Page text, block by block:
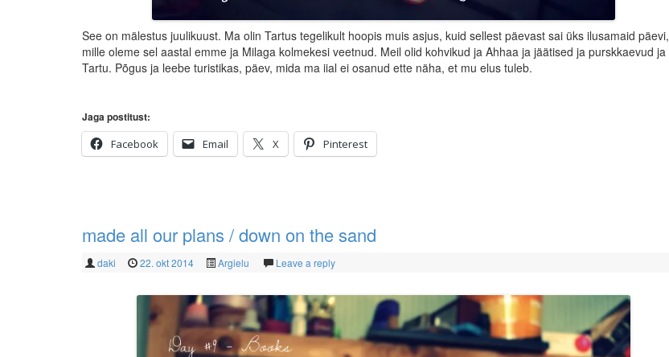
See on mälestus juulikuust. Ma olin Tartus tegelikult hoopis muis asjus, kuid sellest päevast sai üks ilusamaid päevi,
mille oleme sel aastal emme ja Milaga kolmekesi veetnud. Meil olid kohvikud ja Ahhaa ja jäätised ja purskkaevud ja
Tartu. Põgus ja leebe turistikas, päev, mida ma iial ei osanud ette näha, et mu elus tuleb.
Jaga postitust:
Facebook
Email X Pinterest
made all our plans / down on the sand
daki 22. okt 2014 Argielu Leave a reply